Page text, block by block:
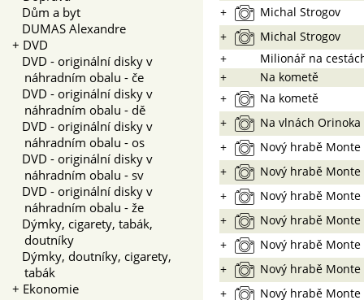
Dům a byt
DUMAS Alexandre
+ DVD
DVD - originální disky v
náhradním obalu - če
DVD - originální disky v
náhradním obalu - dě
DVD - originální disky v
náhradním obalu - os
DVD - originální disky v
náhradním obalu - sv
DVD - originální disky v
náhradním obalu - že
Dýmky, cigarety, tabák,
doutníky
Dýmky, doutníky, cigarety,
tabák
+ Ekonomie
+
Michal Strogov
+
Michal Strogov
+
Milionář na
+
Na kometě
+
Na kometě
+
Na vlnách Orinoka
+
Nový hrabě
+
Nový hrabě
+
Nový hrabě
+
Nový hrabě
+
Nový hrabě
+
Nový hrabě
+
Nový hrabě